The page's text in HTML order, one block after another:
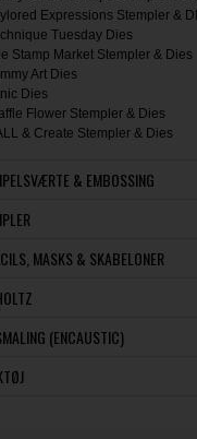
Expressions Stempler &
Tuesday Dies
Stamp Market Stempler & Dies
Art Dies
Dies
Flower Stempler & Dies
& Create Stempler & Dies
& EMBOSSING
MASKS & SKABELONER
(ENCAUSTIC)